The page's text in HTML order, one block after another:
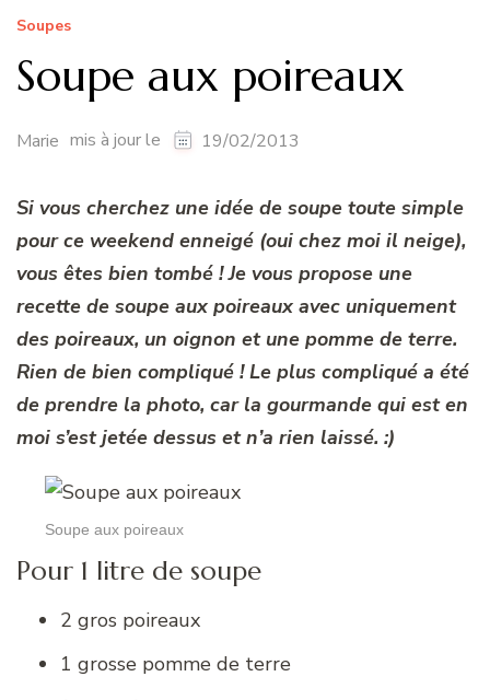
Soupes
Soupe aux poireaux
Marie mis à jour le 19/02/2013
Si vous cherchez une idée de soupe toute simple
pour ce weekend enneigé (oui chez moi il neige),
vous êtes bien tombé ! Je vous propose une
recette de soupe aux poireaux avec uniquement
des poireaux, un oignon et une pomme de terre.
Rien de bien compliqué ! Le plus compliqué a été
de prendre la photo, car la gourmande qui est en
moi s’est jetée dessus et n’a rien laissé. :)
Soupe aux poireaux
Pour 1 litre de soupe
2 gros poireaux
1 grosse pomme de terre